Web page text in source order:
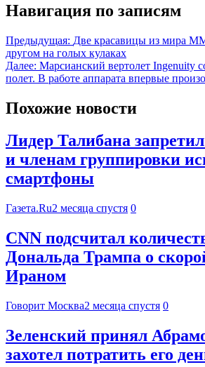
Навигация по записям
Предыдущая: Две красавицы из мира
другом на голых кулаках
Далее: Марсианский вертолет Ingenuity
полет. В работе аппарата впервые
Похожие новости
Лидер Талибана
и членам группировки
смартфоны
Газета.Ru2 месяца спустя 0
CNN подсчитал
Дональда Трампа о
Ираном
Говорит Москва2 месяца спустя 0
Зеленский принял
захотел потратить его